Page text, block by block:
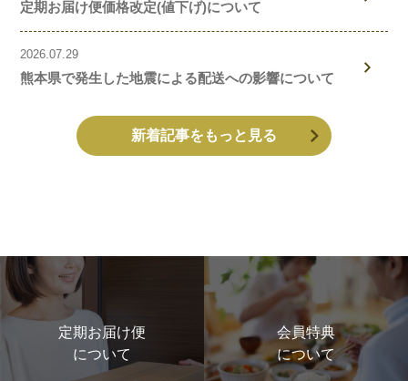
定期お届け便価格改定(値下げ)について
2026.07.29
熊本県で発生した地震による配送への影響について
新着記事をもっと見る
定期お届け便
について
会員特典
について